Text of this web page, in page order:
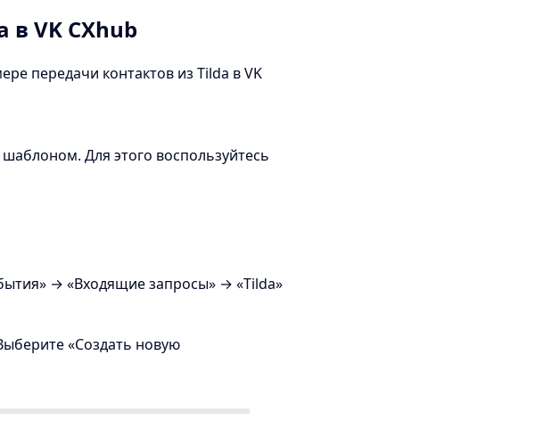
в VK CXhub
передачи контактов из Tilda в VK
Для этого воспользуйтесь
→ «Входящие запросы» → «Tilda»
«Создать новую